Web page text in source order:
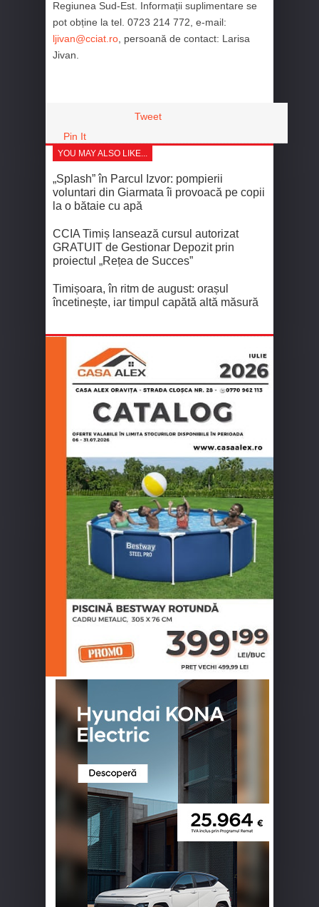
Regiunea Sud-Est. Informații suplimentare se
pot obține la tel. 0723 214 772, e-mail:
ljivan@cciat.ro , persoană de contact: Larisa
Jivan.
Tweet
Pin It
YOU MAY ALSO LIKE...
„Splash” în Parcul Izvor: pompierii
voluntari din Giarmata îi provoacă pe copii
la o bătaie cu apă
CCIA Timiș lansează cursul autorizat
GRATUIT de Gestionar Depozit prin
proiectul „Rețea de Succes”
Timișoara, în ritm de august: orașul
încetinește, iar timpul capătă altă măsură